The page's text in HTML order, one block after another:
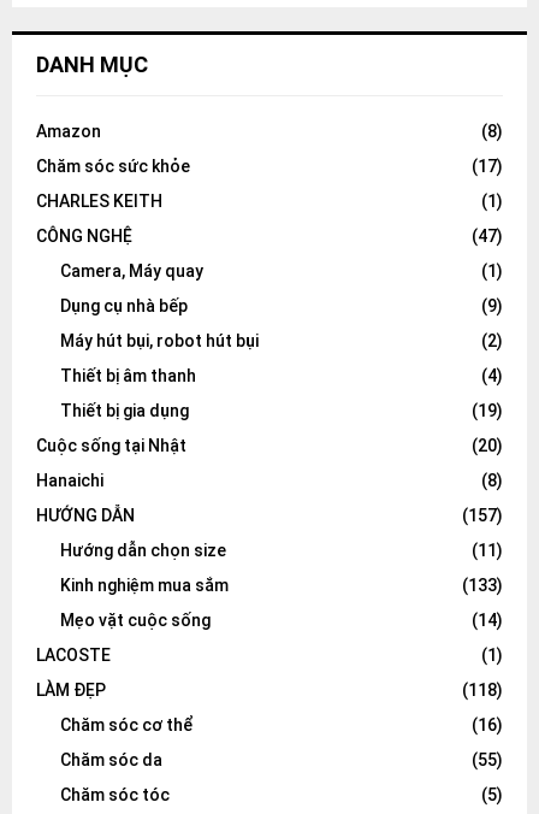
DANH MỤC
Amazon
(8)
Chăm sóc sức khỏe
(17)
CHARLES KEITH
(1)
CÔNG NGHỆ
(47)
Camera, Máy quay
(1)
Dụng cụ nhà bếp
(9)
Máy hút bụi, robot hút bụi
(2)
Thiết bị âm thanh
(4)
Thiết bị gia dụng
(19)
Cuộc sống tại Nhật
(20)
Hanaichi
(8)
HƯỚNG DẪN
(157)
Hướng dẫn chọn size
(11)
Kinh nghiệm mua sắm
(133)
Mẹo vặt cuộc sống
(14)
LACOSTE
(1)
LÀM ĐẸP
(118)
Chăm sóc cơ thể
(16)
Chăm sóc da
(55)
Chăm sóc tóc
(5)